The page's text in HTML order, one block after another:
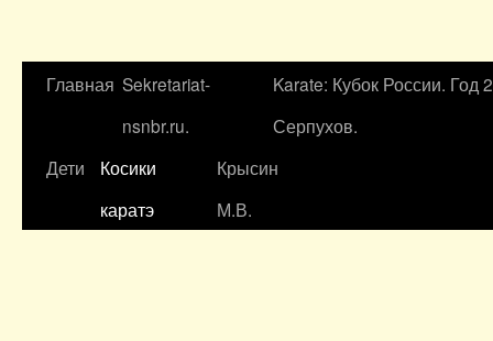
Главная Sekretariat-
nsnbr.ru.
Karate: Кубок России. Год
Серпухов.
Дети
Косики
каратэ
Крысин
М.В.